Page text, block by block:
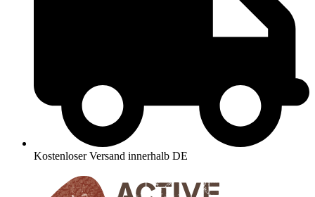
Kostenloser Versand innerhalb DE